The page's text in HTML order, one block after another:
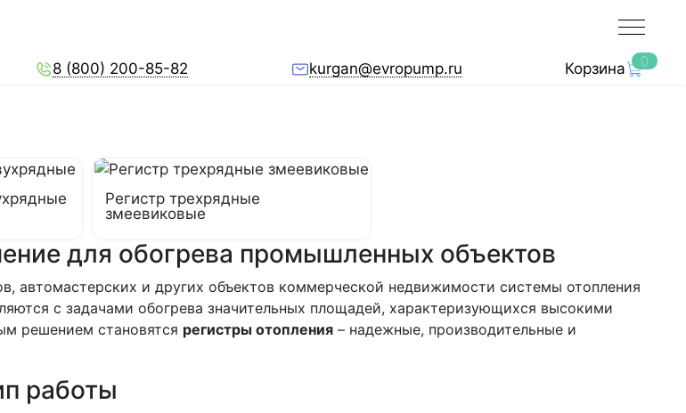
8 (800) 200-85-82 kurgan@evropump.ru Корзина 0
Регистр трехрядные
змеевиковые
для обогрева промышленных объектов
автомастерских и других объектов коммерческой недвижимости системы отопления
с задачами обогрева значительных площадей, характеризующихся высокими
решением становятся регистры отопления – надежные, производительные и
работы